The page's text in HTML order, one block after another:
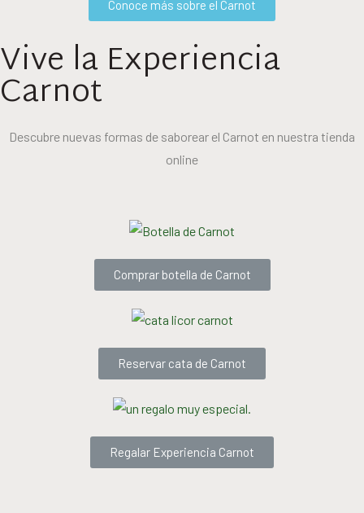
Conoce más sobre el Carnot
Vive la Experiencia
Carnot
Descubre nuevas formas de saborear el Carnot en nuestra tienda
online
Comprar botella de Carnot
Reservar cata de Carnot
Regalar Experiencia Carnot